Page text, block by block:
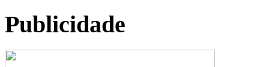
Publicidade